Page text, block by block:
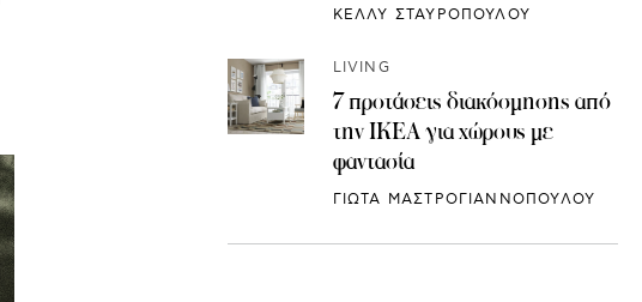
ΚΕΛΛΥ ΣΤΑΥΡΟΠΟΥΛΟΥ
LIVING
7 προτάσεις διακόσμησης από
την IKEA για χώρους με
φαντασία
ΓΙΩΤΑ ΜΑΣΤΡΟΓΙΑΝΝΟΠΟΥΛΟΥ